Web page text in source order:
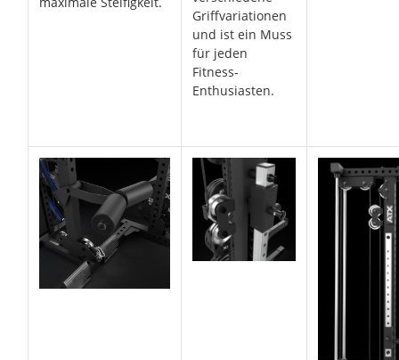
Griffvariationen
und ist ein Muss
für jeden
Fitness-
Enthusiasten.